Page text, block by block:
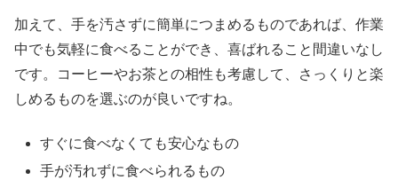
加えて、手を汚さずに簡単につまめるものであれば、作業
中でも気軽に食べることができ、喜ばれること間違いなし
です。コーヒーやお茶との相性も考慮して、さっくりと楽
しめるものを選ぶのが良いですね。
すぐに食べなくても安心なもの
手が汚れずに食べられるもの